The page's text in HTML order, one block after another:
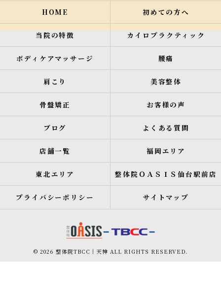
HOME 初めての方へ
当院の特徴 カイロプラクティック
ボディケアマッサージ 腰痛
肩こり 美容整体
骨盤矯正 お客様の声
ブログ よくある質問
店舗一覧 福岡エリア
東北エリア 整体院ＯＡＳＩＳ仙台駅前店
プライバシーポリシー サイトマップ
© 2026 整体院TBCC｜天神 ALL RIGHTS RESERVED.